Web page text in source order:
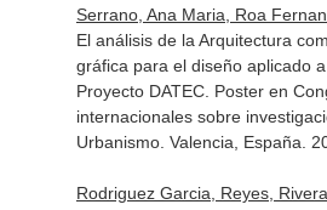
Serrano, Ana Maria, Roa
El análisis de la Arquitectura
gráfica para el diseño aplicado
Proyecto DATEC. Poster en
internacionales sobre
Urbanismo. Valencia, España.
Rodriguez Garcia, Reyes,